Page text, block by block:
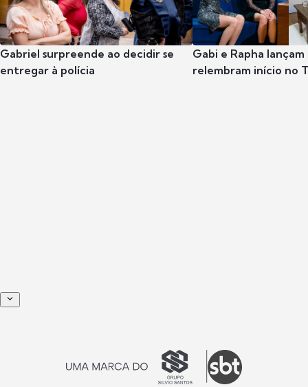
Gabriel surpreende ao decidir se
entregar à polícia
Gabi e Rapha
relembram início no